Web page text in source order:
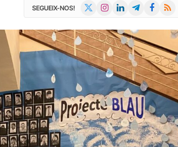
SEGUEIX-NOS! InstagramLinkedInTelegramFacebook
RSS